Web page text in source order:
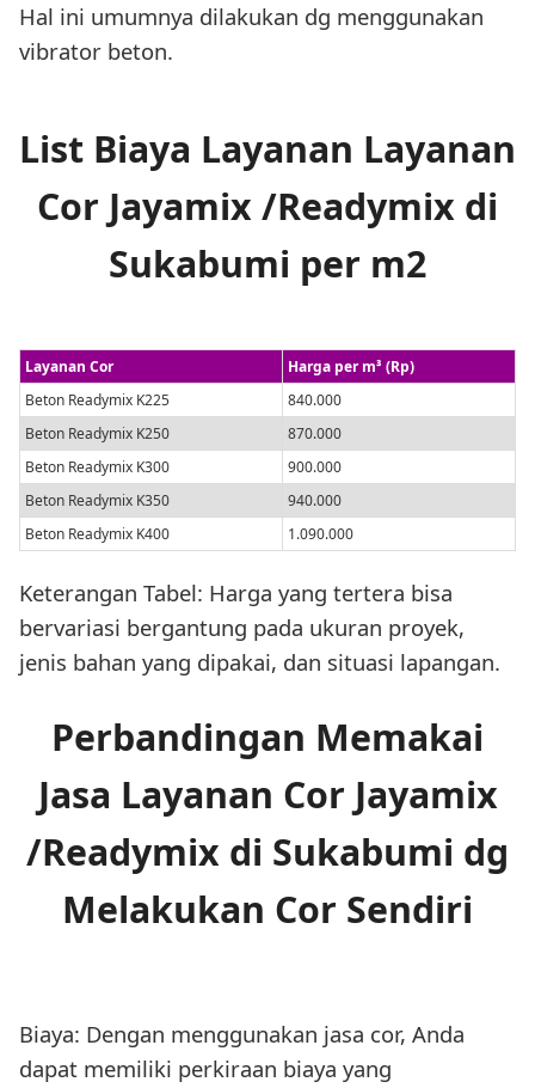
Hal ini umumnya dilakukan dg menggunakan
vibrator beton.
List Biaya Layanan Layanan
Cor Jayamix /Readymix di
Sukabumi per m2
Layanan Cor
Harga per m³ (Rp)
Beton Readymix K225
840.000
Beton Readymix K250
870.000
Beton Readymix K300
900.000
Beton Readymix K350
940.000
Beton Readymix K400
1.090.000
Keterangan Tabel: Harga yang tertera bisa
bervariasi bergantung pada ukuran proyek,
jenis bahan yang dipakai, dan situasi lapangan.
Perbandingan Memakai
Jasa Layanan Cor Jayamix
/Readymix di Sukabumi dg
Melakukan Cor Sendiri
Biaya: Dengan menggunakan jasa cor, Anda
dapat memiliki perkiraan biaya yang